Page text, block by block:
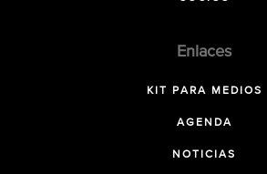
Enlaces
KIT PARA MEDIOS
AGENDA
NOTICIAS